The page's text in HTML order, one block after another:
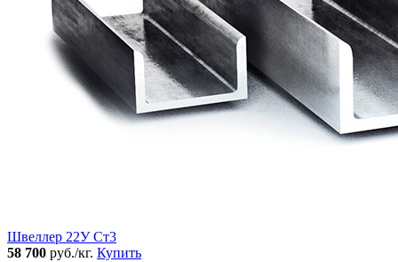
Швеллер 22У Ст3
58 700 руб./кг. Купить